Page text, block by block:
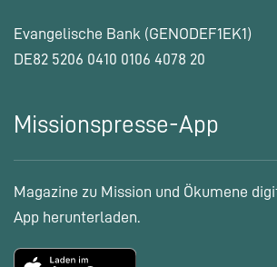
Evangelische Bank (GENODEF1EK1)
DE82 5206 0410 0106 4078 20
Missionspresse-App
Magazine zu Mission und Ökumene
App herunterladen.